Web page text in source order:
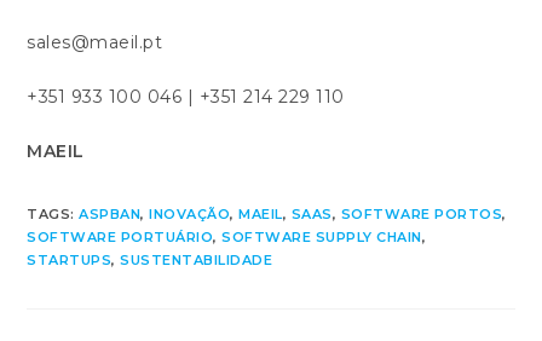
sales@maeil.pt
+351 933 100 046 | +351 214 229 110
MAEIL
TAGS:ASPBAN, INOVAÇÃO, MAEIL, SAAS, SOFTWARE PORTOS,
SOFTWARE PORTUÁRIO, SOFTWARE SUPPLY CHAIN,
STARTUPS, SUSTENTABILIDADE